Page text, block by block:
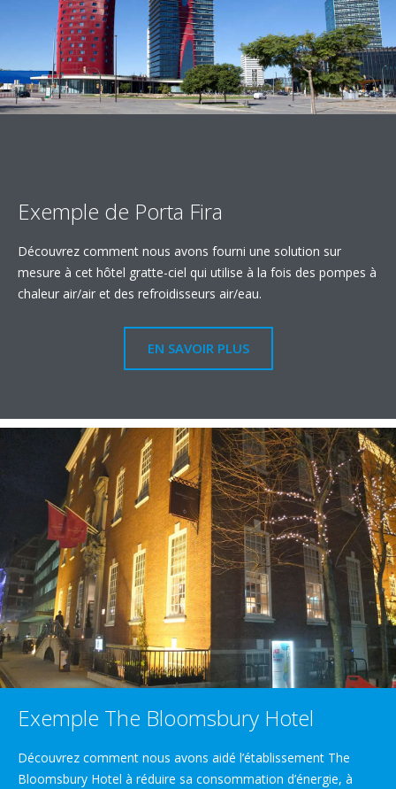
Exemple de Porta Fira
Découvrez comment nous avons fourni une solution sur
mesure à cet hôtel gratte-ciel qui utilise à la fois des pompes à
chaleur air/air et des refroidisseurs air/eau.
EN SAVOIR PLUS
Exemple The Bloomsbury Hotel
Découvrez comment nous avons aidé l’établissement The
Bloomsbury Hotel à réduire sa consommation d’énergie, à